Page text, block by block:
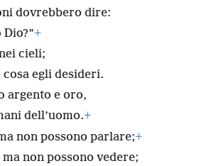
dovrebbero dire:
Dio?”+
cieli;
egli desideri.
argento e oro,
dell’uomo.+
non possono parlare;+
non possono vedere;